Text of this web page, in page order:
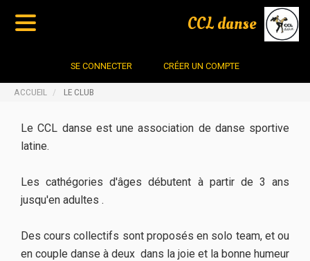
CCL danse
SE CONNECTER CRÉER UN COMPTE
ACCUEIL LE CLUB
Le CCL danse est une association de danse sportive
latine.
Les cathégories d'âges débutent à partir de 3 ans
jusqu'en adultes .
Des cours collectifs sont proposés en solo team, et ou
en couple danse à deux dans la joie et la bonne humeur